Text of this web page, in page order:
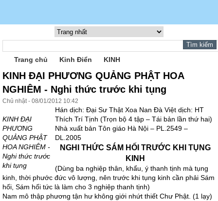
Trang chủ Kinh Điển KINH
KINH ÐẠI PHƯƠNG QUẢNG PHẬT HOA
NGHIÊM - Nghi thức trước khi tụng
Chủ nhật - 08/01/2012 10:42
KINH ÐẠI
PHƯƠNG
QUẢNG PHẬT
HOA NGHIÊM -
Nghi thức trước
khi tụng
Hán dịch: Ðại Sư Thật Xoa Nan Ðà Việt dịch: HT
Thích Trí Tịnh (Trọn bộ 4 tập – Tái bản lần thứ hai)
Nhà xuất bản Tôn giáo Hà Nội – PL.2549 –
DL.2005
NGHI THỨC SÁM HỐI TRƯỚC KHI TỤNG
KINH
(Dùng ba nghiệp thân, khẩu, ý thanh tịnh mà tụng
kinh, thời phước đức vô lượng, nên trước khi tụng kinh cần phải Sám
hối, Sám hối tức là làm cho 3 nghiệp thanh tịnh)
Nam mô thập phương tận hư không giới nhứt thiết Chư Phật. (1 lạy)